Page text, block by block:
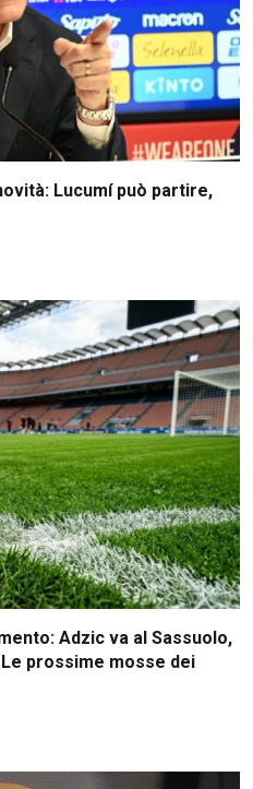
SERIE B
con noi
Lucumí può partire,
Adzic va al Sassuolo,
prossime mosse dei